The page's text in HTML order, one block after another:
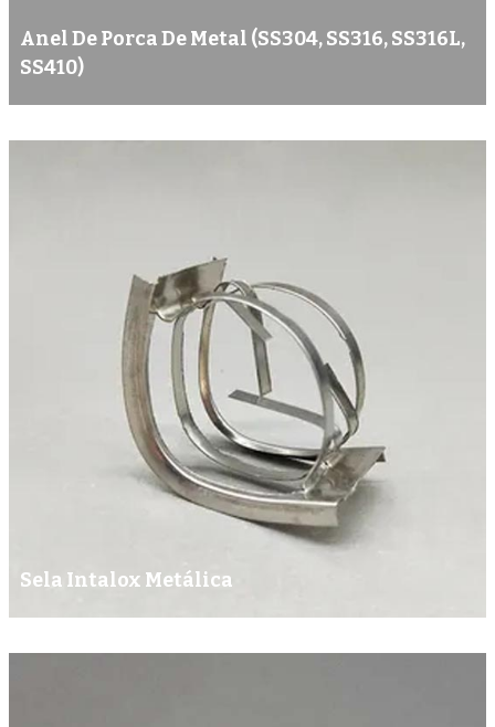
Anel De Porca De Metal (SS304, SS316, SS316L,
SS410)
Sela Intalox Metálica